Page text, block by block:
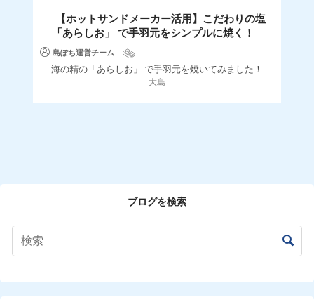
【ホットサンドメーカー活用】こだわりの塩
「あらしお」 で手羽元をシンプルに焼く！
島ぽち運営チーム
海の精の「あらしお」 で手羽元を焼いてみました！
大島
ブログを検索